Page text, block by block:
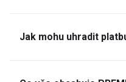
Jak mohu uhradit